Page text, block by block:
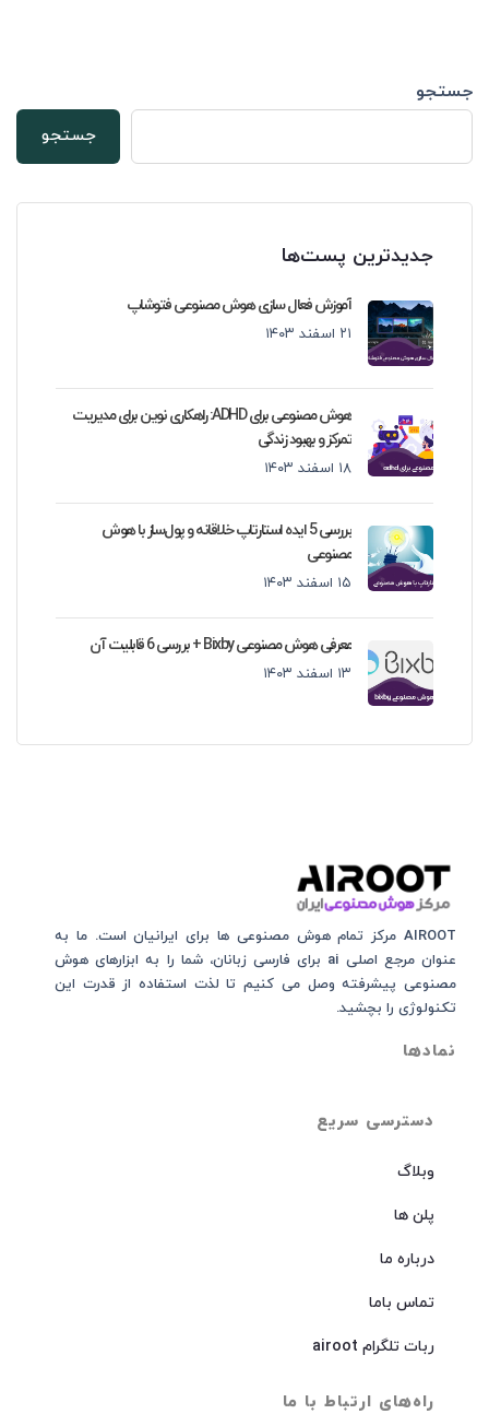
جستجو
جستجو
جدیدترین پست‌ها
آموزش فعال سازی هوش مصنوعی فتوشاپ
۲۱ اسفند ۱۴۰۳
هوش مصنوعی برای ADHD: راهکاری نوین برای مدیریت
تمرکز و بهبود زندگی
۱۸ اسفند ۱۴۰۳
بررسی 5 ایده استارتاپ خلاقانه و پول‌ساز با هوش
مصنوعی
۱۵ اسفند ۱۴۰۳
معرفی هوش مصنوعی Bixby + بررسی 6 قابلیت آن
۱۳ اسفند ۱۴۰۳
دسترسی سریع
وبلاگ
پلن ها
درباره ما
تماس باما
ربات تلگرام airoot
راه‌های ارتباط با ما
AIROOT مرکز تمام هوش مصنوعی‌‌‌ ها برای ایرانیان است. ما به
عنوان مرجع اصلی ai برای فارسی زبانان، شما را به ابزارهای هوش
مصنوعی پیشرفته وصل می کنیم تا لذت استفاده از قدرت این
تکنولوژی را بچشید.
نمادها